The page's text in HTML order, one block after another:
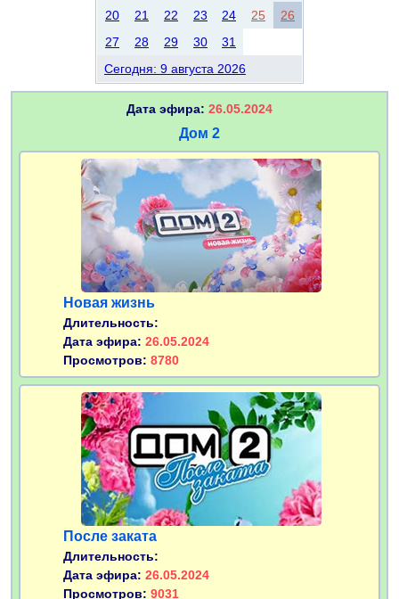
20
21 22 23 24 25
26
27
28 29 30
31
Сегодня: 9 августа 2026
Дата эфира: 26.05.2024
Дом 2
Новая жизнь
Длительность:
Дата эфира: 26.05.2024
Просмотров: 8780
После заката
Длительность:
Дата эфира: 26.05.2024
Просмотров: 9031